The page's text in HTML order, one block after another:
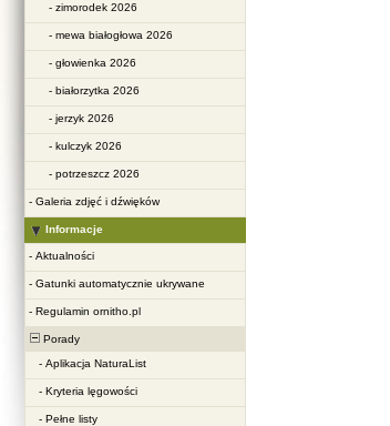
- zimorodek 2026
- mewa białogłowa 2026
- głowienka 2026
- białorzytka 2026
- jerzyk 2026
- kulczyk 2026
- potrzeszcz 2026
- Galeria zdjęć i dźwięków
Informacje
- Aktualności
- Gatunki automatycznie ukrywane
- Regulamin ornitho.pl
Porady
- Aplikacja NaturaList
- Kryteria lęgowości
- Pełne listy